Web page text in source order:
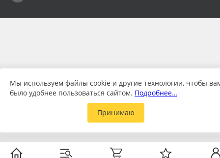
Мы используем файлы cookie и другие технологии, чтобы
было удобнее пользоваться сайтом. Подробнее…
Принимаю